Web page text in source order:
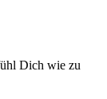
Dich wie zu